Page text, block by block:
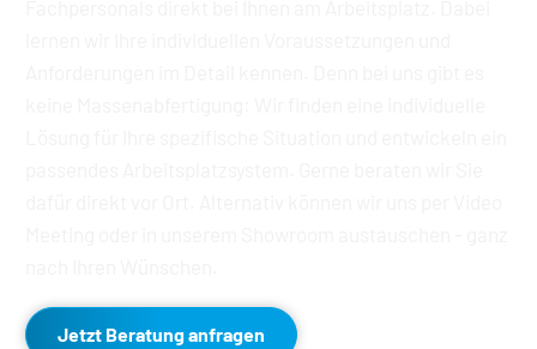
Jetzt Beratung anfragen